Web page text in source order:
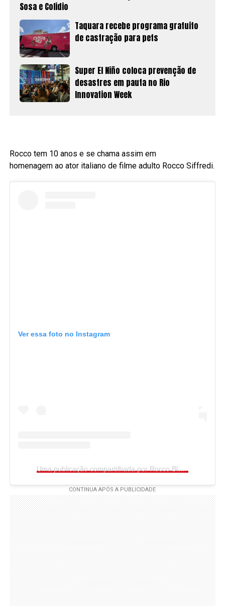
Sosa e Colidio
Taquara recebe programa gratuito
de castração para pets
Super El Niño coloca prevenção de
desastres em pauta no Rio
Innovation Week
Rocco tem 10 anos e se chama assim em
homenagem ao ator italiano de filme adulto Rocco Siffredi.
Ver essa foto no Instagram